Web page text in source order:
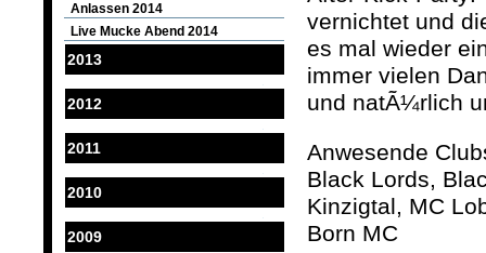
Anlassen 2014
Live Mucke Abend 2014
2013
2012
2011
2010
2009
vernichtet und
es mal wieder
immer vielen
und natÃ¼rlich
Anwesende
Black Lords,
Kinzigtal, MC
Born MC